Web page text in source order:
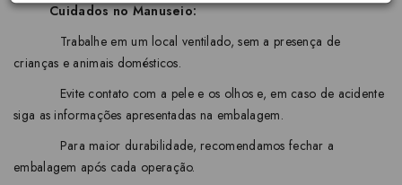
Cuidados no Manuseio:
Trabalhe em um local ventilado, sem a presença de
crianças e animais domésticos.
Evite contato com a pele e os olhos e, em caso de acidente
siga as informações apresentadas na embalagem.
Para maior durabilidade, recomendamos fechar a
embalagem após cada operação.